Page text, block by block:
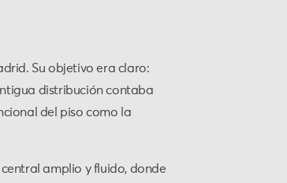
Su objetivo era claro:
distribución contaba
del piso como la
amplio y fluido, donde